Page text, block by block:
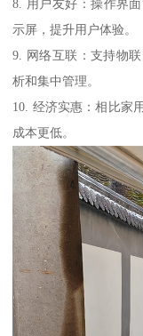
8. 用户友好：操作界
示屏，提升用户体验。
9. 网络互联：支持物
析和集中管理。
10. 经济实惠：相比家
成本更低。